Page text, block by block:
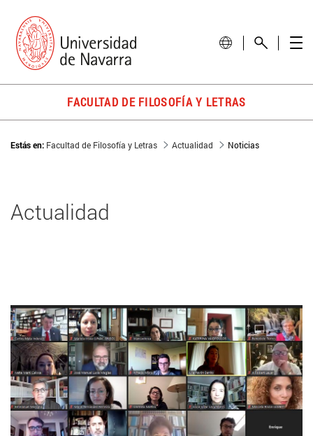
FACULTAD DE FILOSOFÍA Y LETRAS
Estás en: Facultad de Filosofía y Letras Actualidad Noticias
Actualidad